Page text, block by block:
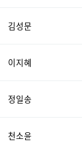
김성문
이지혜
정일송
천소윤